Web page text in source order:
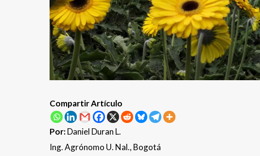
Compartir Artículo
Por:Daniel Duran L.
Ing. Agrónomo U. Nal., Bogotá